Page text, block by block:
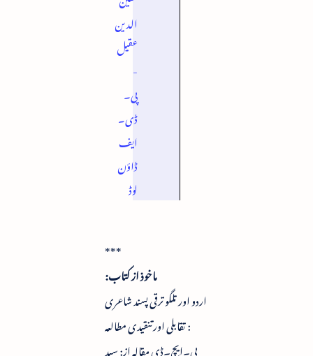
الدین
عقیل
-
پی۔
ڈی۔
ایف
ڈاؤن
لوڈ
***
ماخوذ از کتاب:
اردو اور تلگو ترقی پسند شاعری
: تقابلی اور تنقیدی مطالعہ
پی۔ایچ۔ڈی مقالہ از: سید